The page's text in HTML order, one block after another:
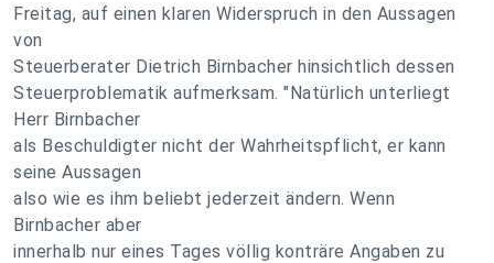
Freitag, auf einen klaren Widerspruch in den Aussagen
von
Steuerberater Dietrich Birnbacher hinsichtlich dessen
Steuerproblematik aufmerksam. "Natürlich unterliegt
Herr Birnbacher
als Beschuldigter nicht der Wahrheitspflicht, er kann
seine Aussagen
also wie es ihm beliebt jederzeit ändern. Wenn
Birnbacher aber
innerhalb nur eines Tages völlig konträre Angaben zu